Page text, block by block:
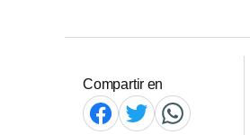
Compartir en